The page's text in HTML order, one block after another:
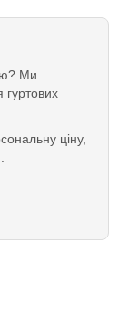
Ми
гуртових
ціну,